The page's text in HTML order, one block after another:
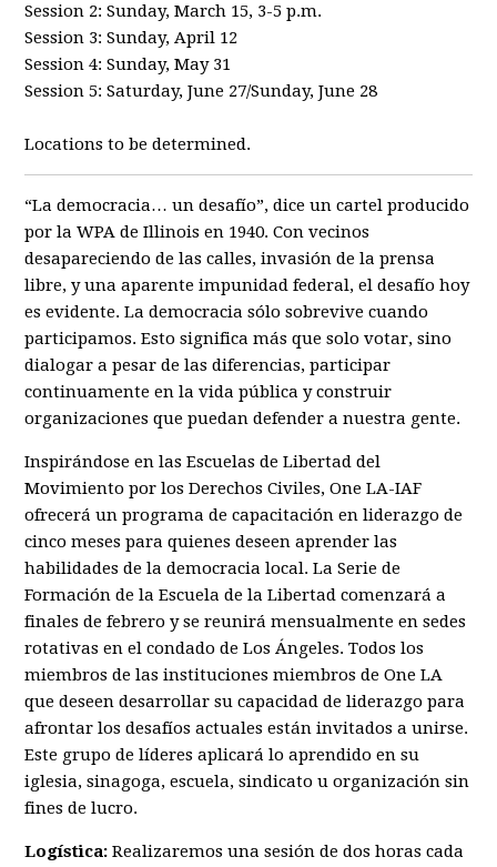
Session 2: Sunday, March 15, 3-5 p.m.
Session 3: Sunday, April 12
Session 4: Sunday, May 31
Session 5: Saturday, June 27/Sunday, June 28
Locations to be determined.
“La democracia… un desafío”, dice un cartel producido
por la WPA de Illinois en 1940. Con vecinos
desapareciendo de las calles, invasión de la prensa
libre, y una aparente impunidad federal, el desafío hoy
es evidente. La democracia sólo sobrevive cuando
participamos. Esto significa más que solo votar, sino
dialogar a pesar de las diferencias, participar
continuamente en la vida pública y construir
organizaciones que puedan defender a nuestra gente.
Inspirándose en las Escuelas de Libertad del
Movimiento por los Derechos Civiles, One LA-IAF
ofrecerá un programa de capacitación en liderazgo de
cinco meses para quienes deseen aprender las
habilidades de la democracia local.La Serie de
Formación de la Escuela de la Libertad comenzará a
finales de febrero y se reunirá mensualmente en sedes
rotativas en el condado de Los Ángeles. Todos los
miembros de las instituciones miembros de One LA
que deseen desarrollar su capacidad de liderazgo para
afrontar los desafíos actuales están invitados a unirse.
Este grupo de líderes aplicará lo aprendido en su
iglesia, sinagoga, escuela, sindicato u organización sin
fines de lucro.
Logística: Realizaremos una sesión de dos horas cada